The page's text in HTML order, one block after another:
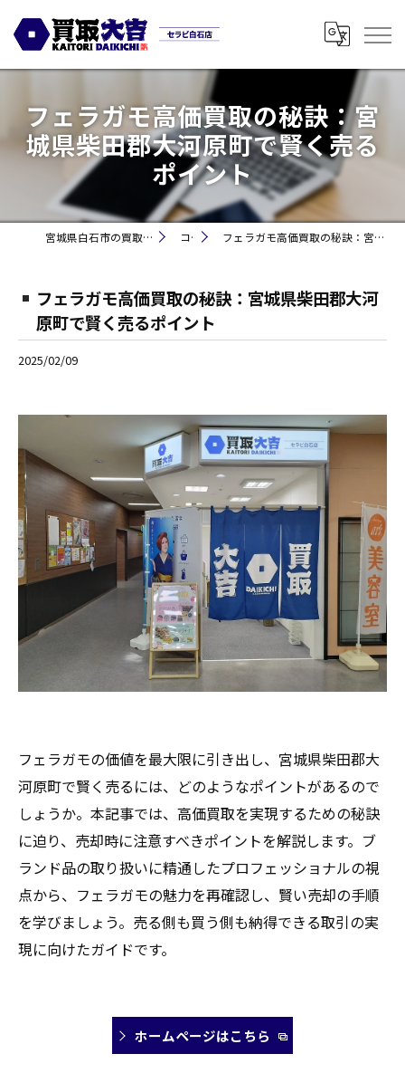
フェラガモ高価買取の秘訣：宮
城県柴田郡大河原町で賢く売る
ポイント
宮城県白石市の買取なら買取大吉セラビ白石店 コラム フェラガモ高価買取の秘訣：宮城県柴田郡大河原町で賢く売るポイント
フェラガモ高価買取の秘訣：宮城県柴田郡大河
原町で賢く売るポイント
2025/02/09
フェラガモの価値を最大限に引き出し、宮城県柴田郡大
河原町で賢く売るには、どのようなポイントがあるので
しょうか。本記事では、高価買取を実現するための秘訣
に迫り、売却時に注意すべきポイントを解説します。ブ
ランド品の取り扱いに精通したプロフェッショナルの視
点から、フェラガモの魅力を再確認し、賢い売却の手順
を学びましょう。売る側も買う側も納得できる取引の実
現に向けたガイドです。
ホームページはこちら